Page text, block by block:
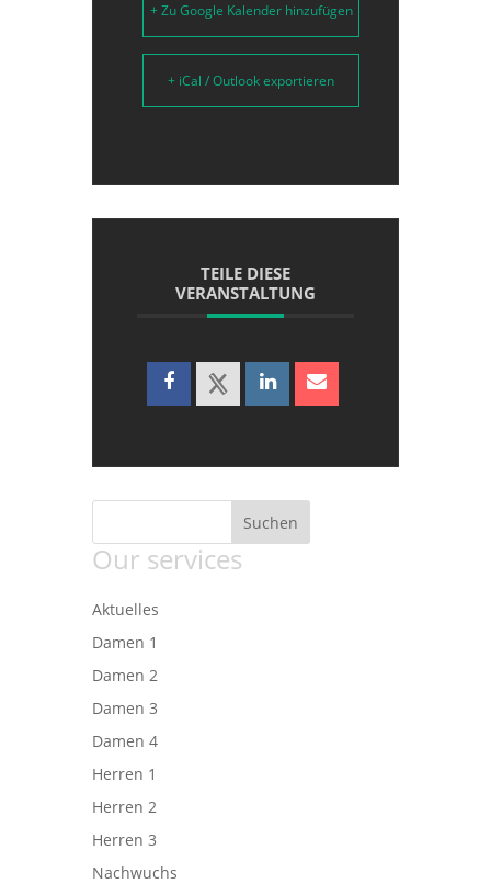
+ Zu Google Kalender hinzufügen
+ iCal / Outlook exportieren
TEILE DIESE
VERANSTALTUNG
Our services
Aktuelles
Damen 1
Damen 2
Damen 3
Damen 4
Herren 1
Herren 2
Herren 3
Nachwuchs